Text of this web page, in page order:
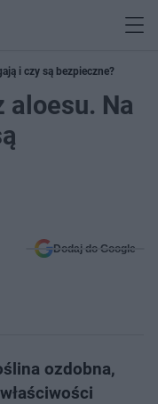
i czy są bezpieczne?
aloesu. Na
Dodaj do Google
ozdobna,